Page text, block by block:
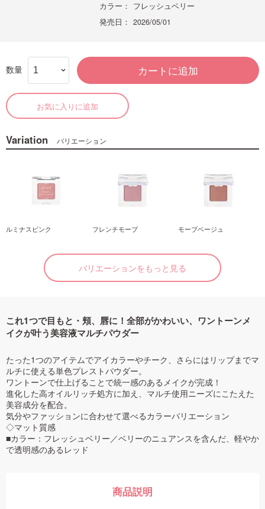
カラー：
フレッシュベリー
発売日： 2026/05/01
数量 カートに追加
お気に入りに追加
Variation バリエーション
ルミナスピンク フレンチモーブ モーブベージュ
バリエーションをもっと見る
これ1つで目もと・頬、唇に！全部がかわいい、ワントーンメ
イクが叶う美容液マルチパウダー
たった1つのアイテムでアイカラーやチーク、さらにはリップまでマ
ルチに使える単色プレストパウダー。
ワントーンで仕上げることで統一感のあるメイクが完成！
進化した高オイルリッチ処方に加え、マルチ使用ニーズにこたえた
美容成分を配合。
気分やファッションに合わせて選べるカラーバリエーション
◇マット質感
■カラー：フレッシュベリー／ベリーのニュアンスを含んだ、軽やか
で透明感のあるレッド
商品説明